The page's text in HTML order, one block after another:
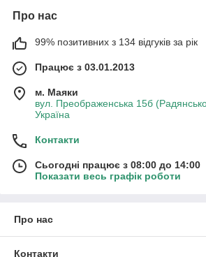
Про нас
99% позитивних з 134 відгуків за рік
Працює з 03.01.2013
м. Маяки
вул. Преображенська 15б
Україна
Контакти
Сьогодні працює з 08:00 до 14:00
Показати весь графік роботи
Про нас
Контакти